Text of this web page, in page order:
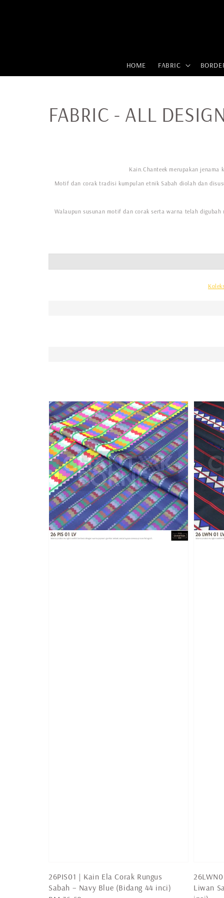
HOME FABRIC
FABRIC - ALL
Kain.Chanteek merupakan
Motif dan corak tradisi kumpulan etnik Sabah diolah dan
Walaupun susunan motif dan corak serta warna telah
26PIS01 | Kain Ela Corak Rungus
Sabah – Navy Blue (Bidang 44 inci)
Liwan